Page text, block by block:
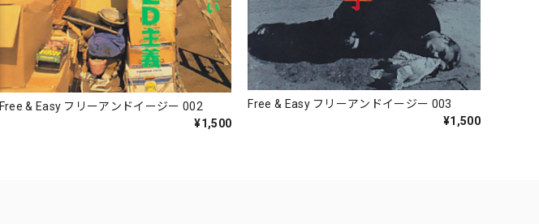
Free & Easy フリーアンドイージー 002
¥1,500
Free & Easy フリーアンドイージー 003
¥1,500